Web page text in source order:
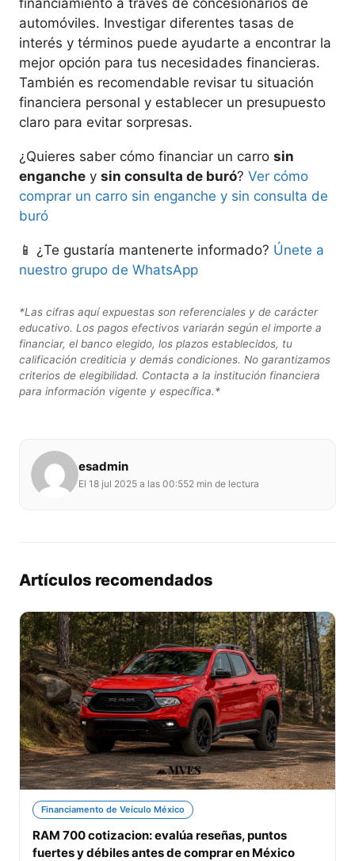
financiamiento a través de concesionarios de
automóviles. Investigar diferentes tasas de
interés y términos puede ayudarte a encontrar la
mejor opción para tus necesidades financieras.
También es recomendable revisar tu situación
financiera personal y establecer un presupuesto
claro para evitar sorpresas.
¿Quieres saber cómo financiar un carro sin
enganche y sin consulta de buró? Ver cómo
comprar un carro sin enganche y sin consulta de
buró
📱 ¿Te gustaría mantenerte informado? Únete a
nuestro grupo de WhatsApp
*Las cifras aquí expuestas son referenciales y de carácter
educativo. Los pagos efectivos variarán según el importe a
financiar, el banco elegido, los plazos establecidos, tu
calificación crediticia y demás condiciones. No garantizamos
criterios de elegibilidad. Contacta a la institución financiera
para información vigente y específica.*
esadmin
El 18 jul 2025 a las 00:552 min de lectura
Artículos recomendados
Financiamento de Veículo México
RAM 700 cotizacion: evalúa reseñas, puntos
fuertes y débiles antes de comprar en México